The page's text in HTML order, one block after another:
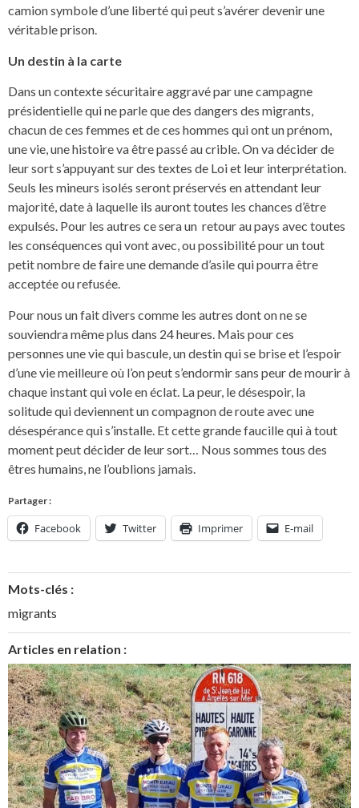
camion symbole d’une liberté qui peut s’avérer devenir une
véritable prison.
Un destin à la carte
Dans un contexte sécuritaire aggravé par une campagne
présidentielle qui ne parle que des dangers des migrants,
chacun de ces femmes et de ces hommes qui ont un prénom,
une vie, une histoire va être passé au crible. On va décider de
leur sort s’appuyant sur des textes de Loi et leur interprétation.
Seuls les mineurs isolés seront préservés en attendant leur
majorité, date à laquelle ils auront toutes les chances d’être
expulsés. Pour les autres ce sera un retour au pays avec toutes
les conséquences qui vont avec, ou possibilité pour un tout
petit nombre de faire une demande d’asile qui pourra être
acceptée ou refusée.
Pour nous un fait divers comme les autres dont on ne se
souviendra même plus dans 24 heures. Mais pour ces
personnes une vie qui bascule, un destin qui se brise et l’espoir
d’une vie meilleure où l’on peut s’endormir sans peur de mourir à
chaque instant qui vole en éclat. La peur, le désespoir, la
solitude qui deviennent un compagnon de route avec une
désespérance qui s’installe. Et cette grande faucille qui à tout
moment peut décider de leur sort… Nous sommes tous des
êtres humains, ne l’oublions jamais.
Partager :
Facebook Twitter Imprimer E-mail
Mots-clés :
migrants
Articles en relation :